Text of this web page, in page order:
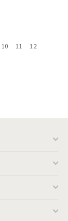
10 11 12